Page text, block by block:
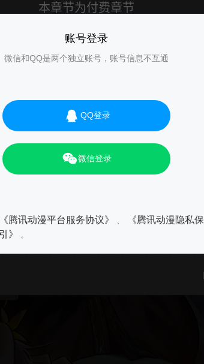
账号登录
微信和QQ是两个独立账号，账号信息不互通
QQ登录
微信登录
《腾讯动漫平台服务协议》
《腾讯动漫隐私保
》
。